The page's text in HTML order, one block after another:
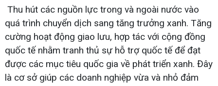
Thu hút các nguồn lực trong và ngoài nước vào
quá trình chuyển dịch sang tăng trưởng xanh. Tăng
cường hoạt động giao lưu, hợp tác với cộng đồng
quốc tế nhằm tranh thủ sự hỗ trợ quốc tế để đạt
được các mục tiêu quốc gia về phát triển xanh. Đây
là cơ sở giúp các doanh nghiệp vừa và nhỏ đảm